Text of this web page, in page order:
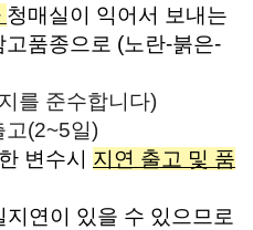
청매실이 익어서 보내는
품종으로 (노란-붉은-
를 준수합니다)
고(2~5일)
변수시 지연 출고 및 품
연이 있을 수 있으므로